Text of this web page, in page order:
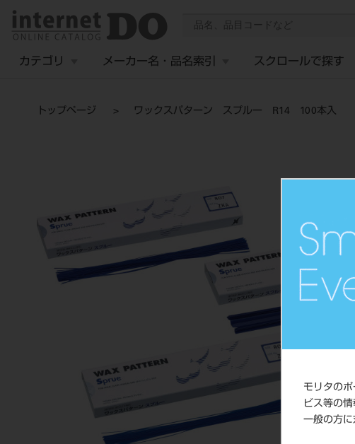
モリタの
ビス等の
一般の方に
カテゴリ メーカー名・品名索引 スクロールで探す
トップページ ワックスパターン スプルー R14 100本入